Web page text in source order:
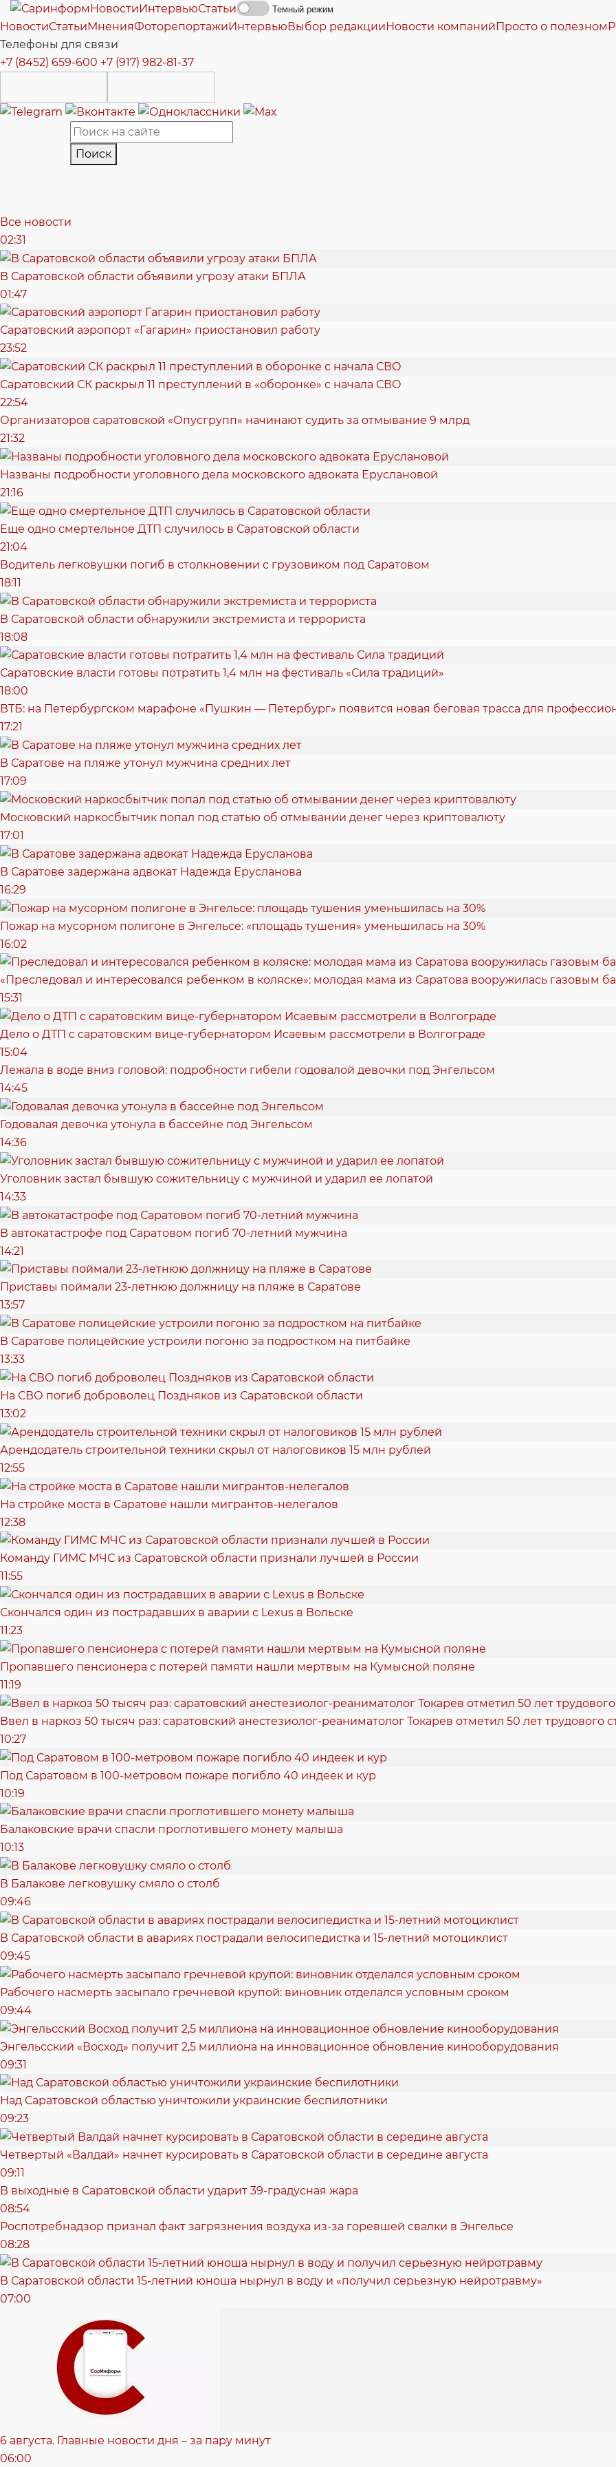
НовостиИнтервьюСтатьи Темный режим
НовостиСтатьиМненияФоторепортажиИнтервьюВыбор редакцииНовости компанийПросто о полезном
Телефоны для связи
+7 (8452) 659-600 +7 (917) 982-81-37
Поиск
Все новости
02:31
В Саратовской области объявили угрозу атаки БПЛА
01:47
Саратовский аэропорт «Гагарин» приостановил работу
23:52
Саратовский СК раскрыл 11 преступлений в «оборонке» с начала СВО
22:54
Организаторов саратовской «Опусгрупп» начинают судить за отмывание 9 млрд
21:32
Названы подробности уголовного дела московского адвоката Еруслановой
21:16
Еще одно смертельное ДТП случилось в Саратовской области
21:04
Водитель легковушки погиб в столкновении с грузовиком под Саратовом
18:11
В Саратовской области обнаружили экстремиста и террориста
18:08
Саратовские власти готовы потратить 1,4 млн на фестиваль «Сила традиций»
18:00
ВТБ: на Петербургском марафоне «Пушкин — Петербург» появится новая беговая трасса для
17:21
В Саратове на пляже утонул мужчина средних лет
17:09
Московский наркосбытчик попал под статью об отмывании денег через криптовалюту
17:01
В Саратове задержана адвокат Надежда Ерусланова
16:29
Пожар на мусорном полигоне в Энгельсе: «площадь тушения» уменьшилась на 30%
16:02
«Преследовал и интересовался ребенком в коляске»: молодая мама из Саратова вооружилась газовым
15:31
Дело о ДТП с саратовским вице-губернатором Исаевым рассмотрели в Волгограде
15:04
Лежала в воде вниз головой: подробности гибели годовалой девочки под Энгельсом
14:45
Годовалая девочка утонула в бассейне под Энгельсом
14:36
Уголовник застал бывшую сожительницу с мужчиной и ударил ее лопатой
14:33
В автокатастрофе под Саратовом погиб 70-летний мужчина
14:21
Приставы поймали 23-летнюю должницу на пляже в Саратове
13:57
В Саратове полицейские устроили погоню за подростком на питбайке
13:33
На СВО погиб доброволец Поздняков из Саратовской области
13:02
Арендодатель строительной техники скрыл от налоговиков 15 млн рублей
12:55
На стройке моста в Саратове нашли мигрантов-нелегалов
12:38
Команду ГИМС МЧС из Саратовской области признали лучшей в России
11:55
Скончался один из пострадавших в аварии c Lexus в Вольске
11:23
Пропавшего пенсионера с потерей памяти нашли мертвым на Кумысной поляне
11:19
Ввел в наркоз 50 тысяч раз: саратовский анестезиолог-реаниматолог Токарев отметил 50 лет трудового
10:27
Под Саратовом в 100-метровом пожаре погибло 40 индеек и кур
10:19
Балаковские врачи спасли проглотившего монету малыша
10:13
В Балакове легковушку смяло о столб
09:46
В Саратовской области в авариях пострадали велосипедистка и 15-летний мотоциклист
09:45
Рабочего насмерть засыпало гречневой крупой: виновник отделался условным сроком
09:44
Энгельсский «Восход» получит 2,5 миллиона на инновационное обновление кинооборудования
09:31
Над Саратовской областью уничтожили украинские беспилотники
09:23
Четвертый «Валдай» начнет курсировать в Саратовской области в середине августа
09:11
В выходные в Саратовской области ударит 39-градусная жара
08:54
Роспотребнадзор признал факт загрязнения воздуха из-за горевшей свалки в Энгельсе
08:28
В Саратовской области 15-летний юноша нырнул в воду и «получил серьезную нейротравму»
07:00
6 августа. Главные новости дня – за пару минут
06:00